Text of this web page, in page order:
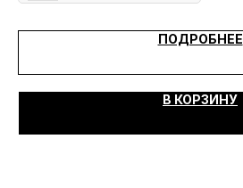
ПОДРОБНЕЕ
В КОРЗИНУ